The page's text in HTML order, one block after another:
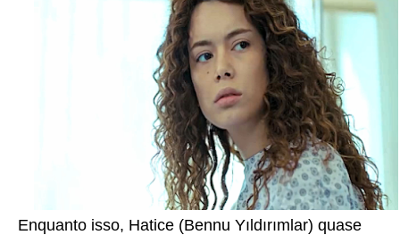
Enquanto isso, Hatice (Bennu Yıldırımlar) quase